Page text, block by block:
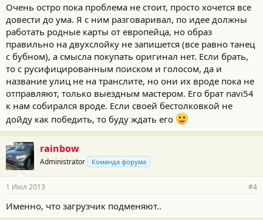
Очень остро пока проблема не стоит, просто хочется все
довести до ума. Я с ним разговаривал, по идее должны
работать родные карты от европейца, но образ
правильно на двухслойку не запишется (все равно танец
с бубном), а смысла покупать оригинал нет. Если брать,
то с русифицированным поиском и голосом, да и
название улиц не на транслите, но они их вроде пока не
отправляют, только выездным мастером. Его брат navi54
к нам собирался вроде. Если своей бестолковкой не
дойду как победить, то буду ждать его
rainbow
Administrator Команда форума
1 Июл 2013 #4
Именно, что загрузчик подменяют..